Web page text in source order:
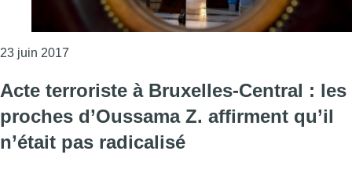
23 juin 2017
Acte terroriste à Bruxelles-Central : les
proches d’Oussama Z. affirment qu’il
n’était pas radicalisé